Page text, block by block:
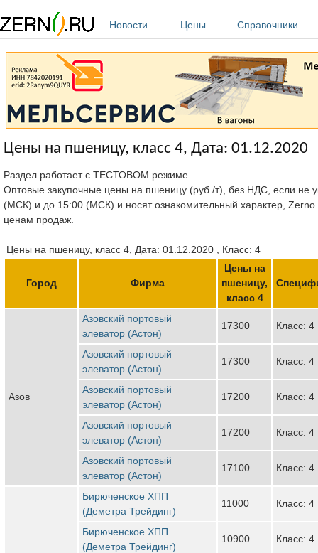
Новости
Цены Справочники
Цены на пшеницу, класс 4, Дата: 01.12.2020
Раздел работает с ТЕСТОВОМ режиме
Оптовые закупочные цены на пшеницу (руб./т), без НДС, если не
(МСК) и до 15:00 (МСК) и носят ознакомительный характер,
ценам продаж.
Цены на пшеницу, класс 4, Дата: 01.12.2020 , Класс: 4
Город Фирма
Цены на
пшеницу,
класс 4
Азов
Азовский портовый
элеватор (Астон)
17300 Класс: 4
Азовский портовый
элеватор (Астон)
17300 Класс: 4
Азовский портовый
элеватор (Астон)
17200 Класс: 4
Азовский портовый
элеватор (Астон)
17200 Класс: 4
Азовский портовый
элеватор (Астон)
17100 Класс: 4
Бирюченское ХПП
(Деметра Трейдинг)
11000 Класс: 4
Бирюченское ХПП
(Деметра Трейдинг)
10900 Класс: 4